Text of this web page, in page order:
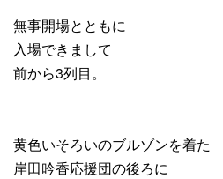
無事開場とともに
入場できまして
前から3列目。
黄色いそろいのブルゾンを着た
岸田吟香応援団の後ろに